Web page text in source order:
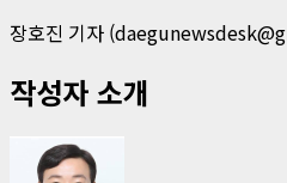
장호진 기자
작성자 소개